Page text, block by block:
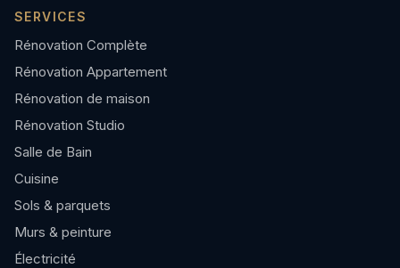
SERVICES
Rénovation Complète
Rénovation Appartement
Rénovation de maison
Rénovation Studio
Salle de Bain
Cuisine
Sols & parquets
Murs & peinture
Électricité